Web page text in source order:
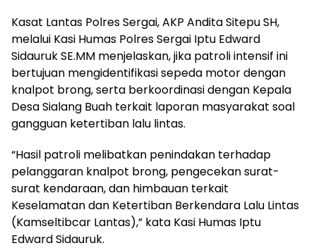
Kasat Lantas Polres Sergai, AKP Andita Sitepu SH,
melalui Kasi Humas Polres Sergai Iptu Edward
Sidauruk SE.MM menjelaskan, jika patroli intensif ini
bertujuan mengidentifikasi sepeda motor dengan
knalpot brong, serta berkoordinasi dengan Kepala
Desa Sialang Buah terkait laporan masyarakat soal
gangguan ketertiban lalu lintas.
“Hasil patroli melibatkan penindakan terhadap
pelanggaran knalpot brong, pengecekan surat-
surat kendaraan, dan himbauan terkait
Keselamatan dan Ketertiban Berkendara Lalu Lintas
(Kamseltibcar Lantas),” kata Kasi Humas Iptu
Edward Sidauruk.